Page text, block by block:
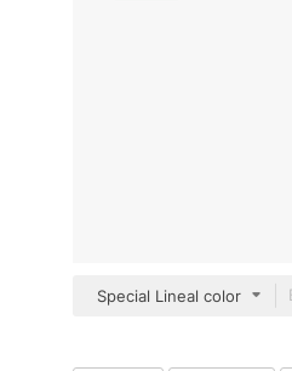
Special Lineal color